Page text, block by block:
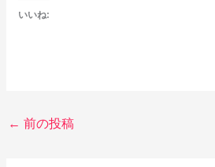
いいね:
← 前の投稿